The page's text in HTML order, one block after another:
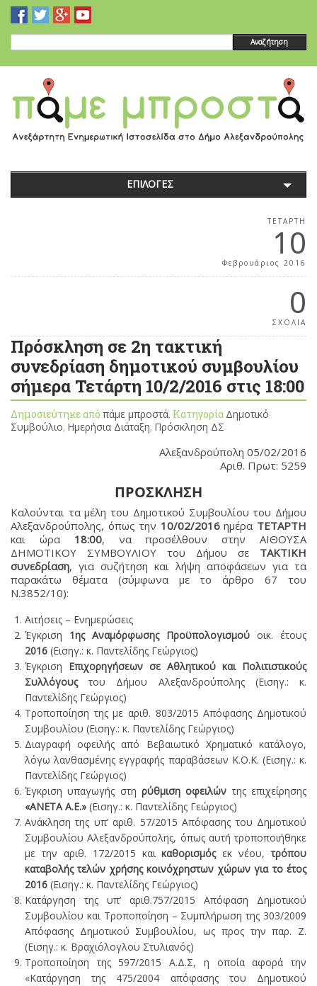
Αναζήτηση
ΕΠΙΛΟΓΕΣ
ΤΕΤΆΡΤΗ
10
Φεβρουάριος 2016
0
ΣΧΟΛΙΑ
Πρόσκληση σε 2η τακτική
συνεδρίαση δημοτικού συμβουλίου
σήμερα Τετάρτη 10/2/2016 στις 18:00
Δημοσιεύτηκε από πάμε μπροστά, Κατηγορία Δημοτικό
Συμβούλιο, Ημερήσια Διάταξη, Πρόσκληση ΔΣ
Αλεξανδρούπολη 05/02/2016
Αριθ. Πρωτ: 5259
ΠΡΟΣΚΛΗΣΗ
Καλούνται τα μέλη του Δημοτικού Συμβουλίου του Δήμου
Αλεξανδρούπολης, όπως την 10/02/2016ημέρα ΤΕΤΑΡΤΗ
και ώρα 18:00, να προσέλθουν στην ΑΙΘΟΥΣΑ
ΔΗΜΟΤΙΚΟΥ ΣΥΜΒΟΥΛΙΟΥ του Δήμου σε ΤΑΚΤΙΚΗ
συνεδρίαση, για συζήτηση και λήψη αποφάσεων για τα
παρακάτω θέματα (σύμφωνα με το άρθρο 67 του
Ν.3852/10):
Αιτήσεις – Ενημερώσεις
Έγκριση 1ης Αναμόρφωσης Προϋπολογισμού οικ. έτους
2016 (Εισηγ.: κ. Παντελίδης Γεώργιος)
Έγκριση Επιχορηγήσεων σε Αθλητικού και Πολιτιστικούς
Συλλόγουςτου Δήμου Αλεξανδρούπολης (Εισηγ.: κ.
Παντελίδης Γεώργιος)
Τροποποίηση της με αριθ. 803/2015 Απόφασης Δημοτικού
Συμβουλίου (Εισηγ.: κ. Παντελίδης Γεώργιος)
Διαγραφή οφειλής από Βεβαιωτικό Χρηματικό κατάλογο,
λόγω λανθασμένης εγγραφής παραβάσεων Κ.Ο.Κ. (Εισηγ.: κ.
Παντελίδης Γεώργιος)
Έγκριση υπαγωγής στη ρύθμιση οφειλών της επιχείρησης
«ΑΝΕΤΑ Α.Ε.» (Εισηγ.: κ. Παντελίδης Γεώργιος)
Ανάκληση της υπ’ αριθ. 57/2015 Απόφασης του Δημοτικού
Συμβουλίου Αλεξανδρούπολης, όπως αυτή τροποποιήθηκε
με την αριθ. 172/2015 καικαθορισμόςεκ νέου,τρόπου
καταβολής τελών χρήσης κοινόχρηστων χώρων για το έτος
2016 (Εισηγ.: κ. Παντελίδης Γεώργιος)
Κατάργηση της υπ’ αριθ.757/2015 Απόφαση Δημοτικού
Συμβουλίου και Τροποποίηση – Συμπλήρωση της 303/2009
Απόφασης Δημοτικού Συμβουλίου, ως προς την παρ. Ζ.
(Εισηγ.: κ. Βραχιόλογλου Στυλιανός)
Τροποποίηση της 597/2015 Α.Δ.Σ, η οποία αφορά την
«Κατάργηση της 475/2004 απόφασης του Δημοτικού